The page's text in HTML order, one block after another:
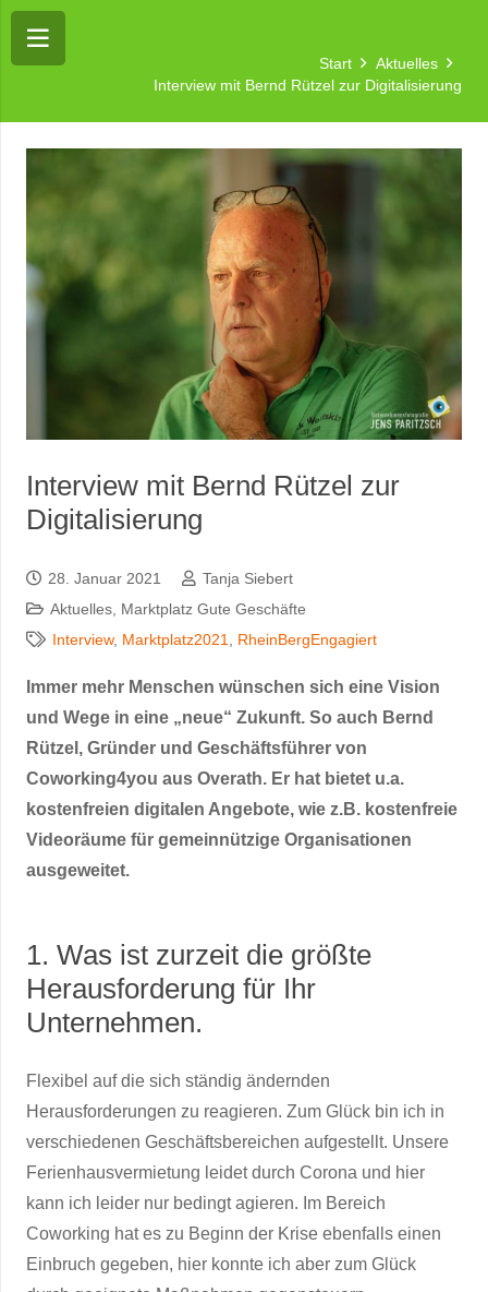
Start
Aktuelles
Interview mit Bernd Rützel zur Digitalisierung
Interview mit Bernd Rützel zur
Digitalisierung
28. Januar 2021
Tanja Siebert
Aktuelles, Marktplatz Gute Geschäfte
Interview, Marktplatz2021 RheinBergEngagiert
Immer mehr Menschen wünschen sich eine Vision
und Wege in eine „neue“ Zukunft. So auch Bernd
Rützel, Gründer und Geschäftsführer von
Coworking4you aus Overath. Er hat bietet u.a.
kostenfreien digitalen Angebote, wie z.B. kostenfreie
Videoräume für gemeinnützige Organisationen
ausgeweitet.
1. Was ist zurzeit die größte
Herausforderung für Ihr
Unternehmen.
Flexibel auf die sich ständig ändernden
Herausforderungen zu reagieren. Zum Glück bin ich in
verschiedenen Geschäftsbereichen aufgestellt. Unsere
Ferienhausvermietung leidet durch Corona und hier
kann ich leider nur bedingt agieren. Im Bereich
Coworking hat es zu Beginn der Krise ebenfalls einen
Einbruch gegeben, hier konnte ich aber zum Glück